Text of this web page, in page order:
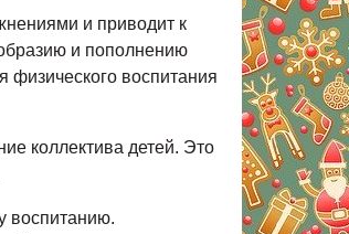
и приводит к
и пополнению
воспитания
коллектива детей. Это
воспитанию.